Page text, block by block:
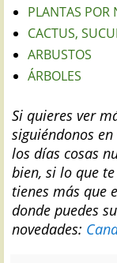
PLANTAS POR
CACTUS,
ARBUSTOS
ÁRBOLES
Si quieres ver
siguiéndonos en
los días cosas
bien, si lo que
tienes más que
donde puedes
novedades: